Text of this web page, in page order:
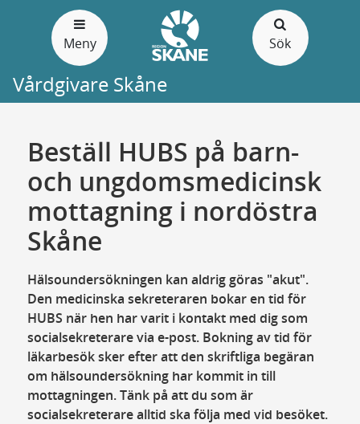
Meny Sök
Vårdgivare Skåne
Beställ HUBS på barn-
och ungdomsmedicinsk
mottagning i nordöstra
Skåne
Hälsoundersökningen kan aldrig göras "akut".
Den medicinska sekreteraren bokar en tid för
HUBS när hen har varit i kontakt med dig som
socialsekreterare via e-post. Bokning av tid för
läkarbesök sker efter att den skriftliga begäran
om hälsoundersökning har kommit in till
mottagningen. Tänk på att du som är
socialsekreterare alltid ska följa med vid besöket.